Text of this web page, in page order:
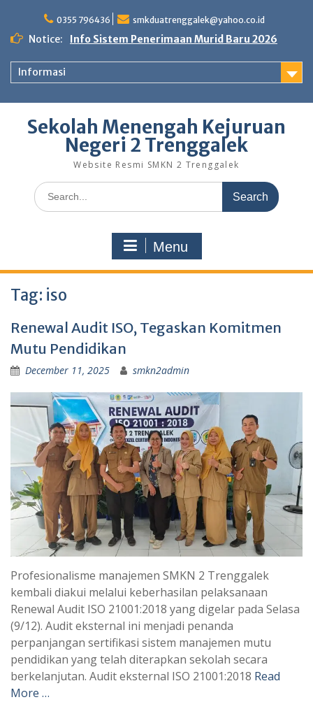
content
0355 796436 smkduatrenggalek@yahoo.co.id
Notice: Info Sistem Penerimaan Murid Baru 2026
Informasi
Sekolah Menengah Kejuruan
Negeri 2 Trenggalek
Website Resmi SMKN 2 Trenggalek
Search
for:
Menu
Tag: iso
Renewal Audit ISO, Tegaskan Komitmen
Mutu Pendidikan
December 11, 2025 smkn2admin
Profesionalisme manajemen SMKN 2 Trenggalek
kembali diakui melalui keberhasilan pelaksanaan
Renewal Audit ISO 21001:2018 yang digelar pada Selasa
(9/12). Audit eksternal ini menjadi penanda
perpanjangan sertifikasi sistem manajemen mutu
pendidikan yang telah diterapkan sekolah secara
berkelanjutan. Audit eksternal ISO 21001:2018 Read
More …